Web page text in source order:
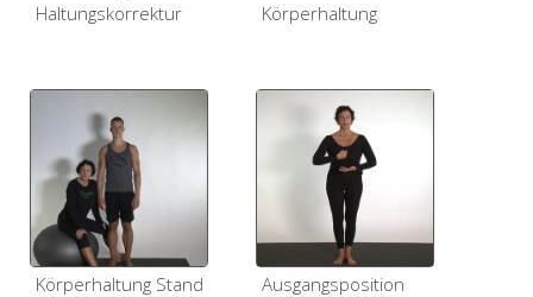
Haltungskorrektur
Körperhaltung
Körperhaltung Stand
Ausgangsposition